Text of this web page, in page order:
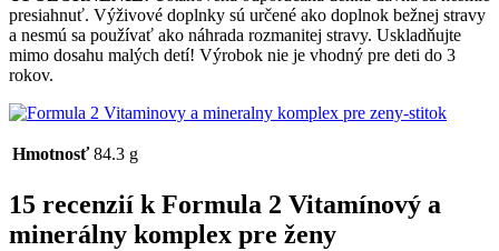
presiahnuť. Výživové doplnky sú určené ako doplnok bežnej stravy
a nesmú sa používať ako náhrada rozmanitej stravy. Uskladňujte
mimo dosahu malých detí! Výrobok nie je vhodný pre deti do 3
rokov.
Hmotnosť 84.3 g
15 recenzií kFormula 2 Vitamínový a
minerálny komplex pre ženy